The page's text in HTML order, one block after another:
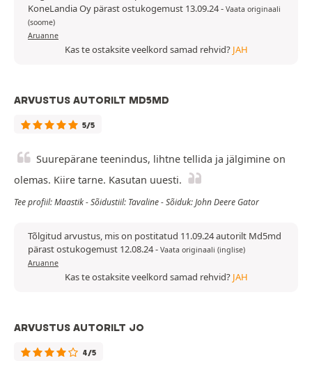
KoneLandia Oy pärast ostukogemust 13.09.24- Vaata originaali
(soome)
Aruanne
Kas te ostaksite veelkord samad rehvid? JAH
ARVUSTUS AUTORILT MD5MD
5/5
Suurepärane teenindus, lihtne tellida ja jälgimine on
olemas. Kiire tarne. Kasutan uuesti.
Tee profiil: Maastik - Sõidustiil: Tavaline - Sõiduk: John Deere Gator
Tõlgitud arvustus, mis on postitatud 11.09.24 autorilt Md5md
pärast ostukogemust 12.08.24- Vaata originaali (inglise)
Aruanne
Kas te ostaksite veelkord samad rehvid? JAH
ARVUSTUS AUTORILT JO
4/5